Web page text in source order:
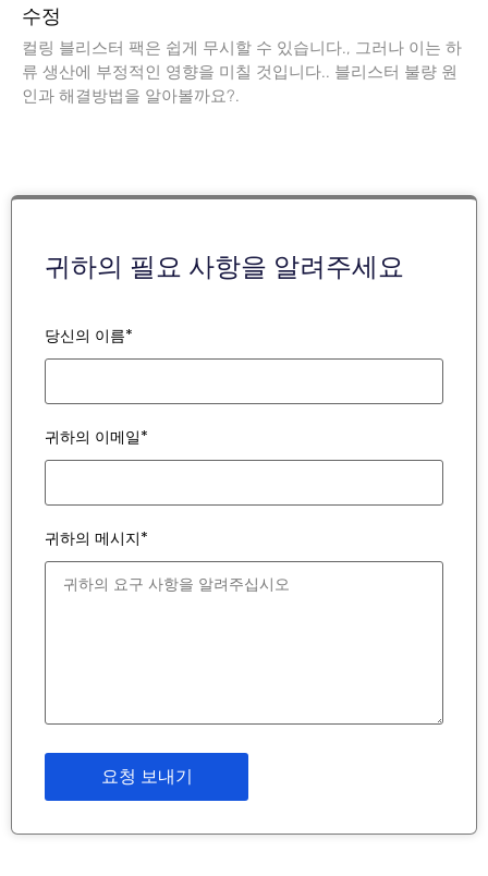
수정
컬링 블리스터 팩은 쉽게 무시할 수 있습니다., 그러나 이는 하
류 생산에 부정적인 영향을 미칠 것입니다.. 블리스터 불량 원
인과 해결방법을 알아볼까요?.
귀하의 필요 사항을 알려주세요
당신의 이름*
귀하의 이메일*
귀하의 메시지*